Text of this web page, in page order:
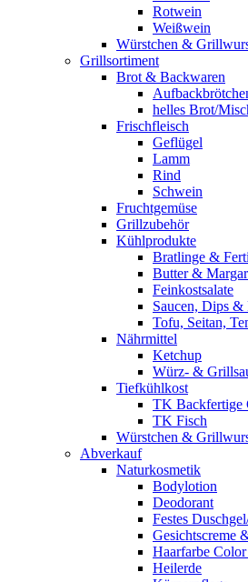
Rotwein
Weißwein
Würstchen &
Grillsortiment
Brot & Backwaren
helles Brot/
Frischfleisch
Geflügel
Lamm
Rind
Schwein
Fruchtgemüse
Grillzubehör
Kühlprodukte
Bratlinge &
Butter &
Feinkostsalate
Saucen, Dips &
Tofu, Seitan,
Nährmittel
Ketchup
Würz- &
Tiefkühlkost
TK Backfertige
TK Fisch
Würstchen &
Abverkauf
Naturkosmetik
Bodylotion
Deodorant
Festes
Gesichtscreme
Haarfarbe Color
Heilerde